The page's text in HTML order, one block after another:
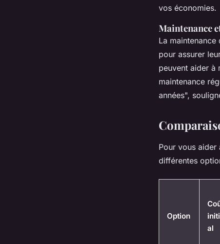
vos économies.
Maintenance
La
pour assurer
peuvent aider à
maintenance
années",
Pour vous
différentes
Option
initi
al